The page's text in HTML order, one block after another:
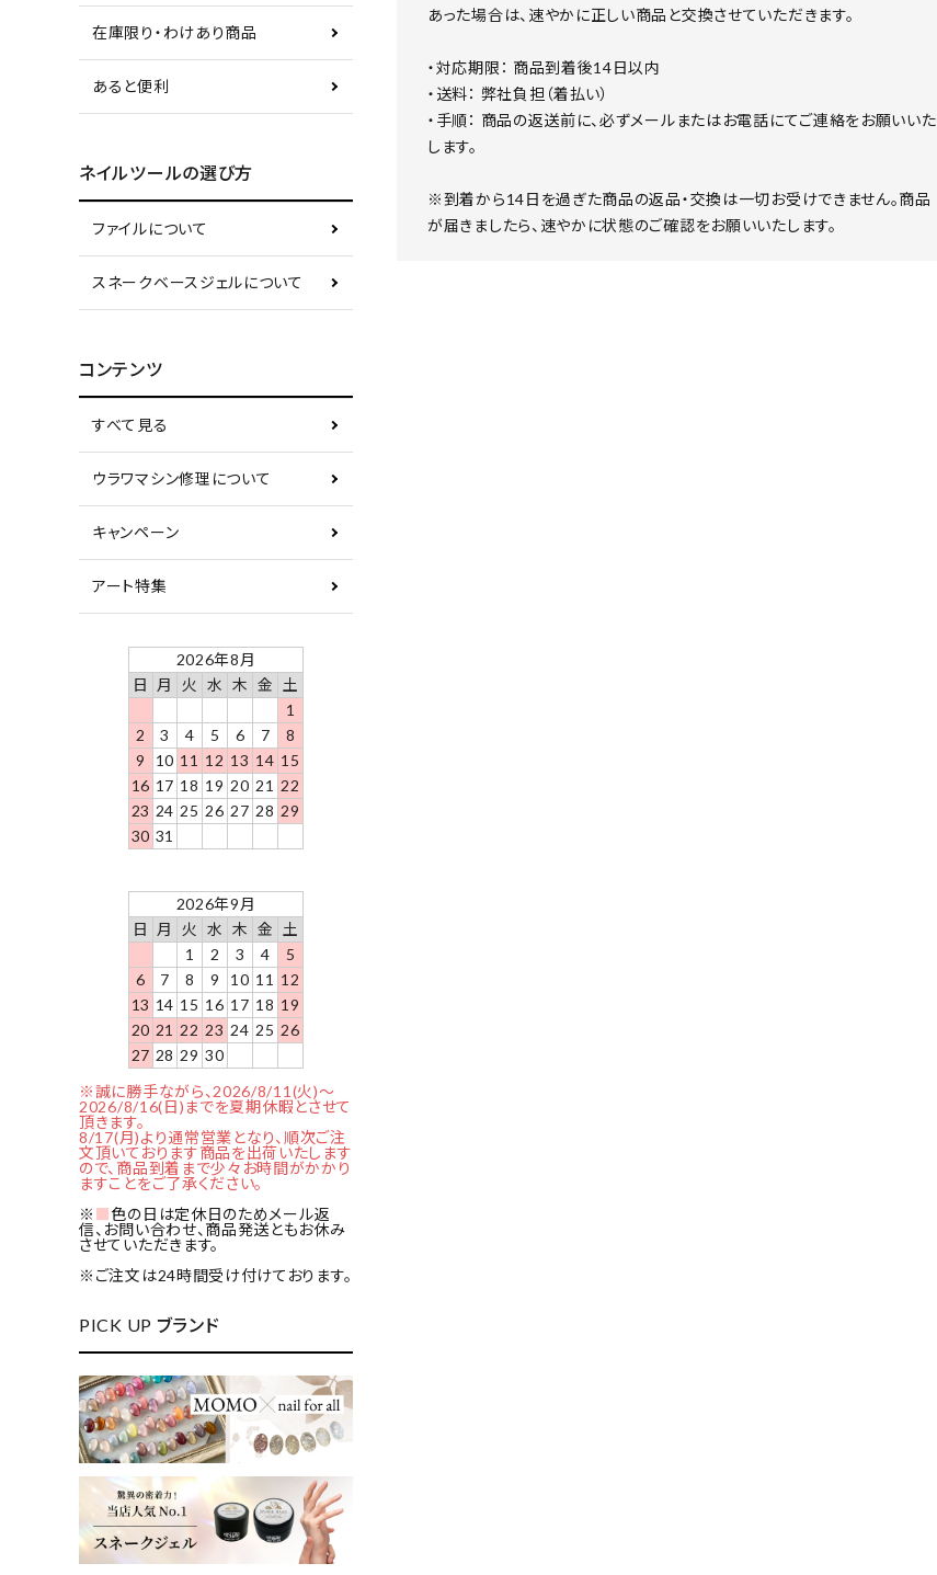
在庫限り・わけあり商品
あると便利
ネイルツールの選び方
ファイルについて
スネークベースジェルについて
コンテンツ
すべて見る
ウラワマシン修理について
キャンペーン
アート特集
2026年8月
日
月 火 水 木 金
土
1
2
3 4 5 6 7
8
9
10 11 12 13 14 15
16 17 18 19 20 21 22
23 24 25 26 27 28 29
30 31
2026年9月
日
月 火 水 木 金
土
1
2 3 4
5
6
7 8 9 10 11 12
13 14 15 16 17 18 19
20 21 22 23 24 25 26
27 28 29 30
※誠に勝手ながら、2026/8/11(火)～
2026/8/16(日)までを夏期休暇とさせて
頂きます。
8/17(月)より通常営業となり、順次ご注
文頂いております商品を出荷いたします
ので、商品到着まで少々お時間がかかり
ますことをご了承ください。
※ ■色の日は定休日のためメール返
信、お問い合わせ、商品発送ともお休み
させていただきます。
※ご注文は24時間受け付けております。
PICK UP ブランド
あった場合は、速やかに正しい商品と交換させていただきます。
・対応期限： 商品到着後14日以内
・送料： 弊社負担（着払い）
・手順： 商品の返送前に、必ずメールまたはお電話にてご連絡をお願いいた
します。
※到着から14日を過ぎた商品の返品・交換は一切お受けできません。商品
が届きましたら、速やかに状態のご確認をお願いいたします。